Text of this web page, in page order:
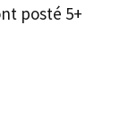
posté 5+